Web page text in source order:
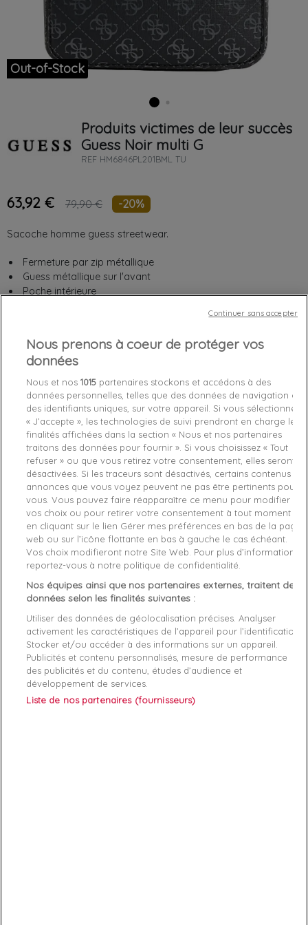
Out-of-Stock
Produits victimes de leur succès
Guess Noir multi G
REF HM6846PL201BML TU
63,92 € 79,90 € -20%
Sacoche homme guess streetwear.
Fermeture par zip métallique
Guess métallique sur l'avant
Poche intérieure
Chez vousentre le
Out-of-Stock
Je craque ! favorite_border
Livraison gratuite *
Retours sous 100 jours
Produit certifié authentique
Caractéristiques produit
Description Détails du produit Fabriquant
Sacoche Guess imprimée aspect cuir.
Nous prenons à coeur de protéger vos
données
Nous et nos1015 partenaires stockons et accédons à des
données personnelles, telles que des données de navigation ou
des identifiants uniques, sur votre appareil. Si vous sélectionnez
« J’accepte », les technologies de suivi prendront en charge les
finalités affichées dans la section « Nous et nos partenaires
traitons des données pour fournir ». Si vous choisissez « Tout
refuser » ou que vous retirez votre consentement, elles seront
désactivées. Si les traceurs sont désactivés, certains contenus et
annonces que vous voyez peuvent ne pas être pertinents pour
vous. Vous pouvez faire réapparaître ce menu pour modifier
vos choix ou pour retirer votre consentement à tout moment
en cliquant sur le lien Gérer mes préférences en bas de la page
web ou sur l’icône flottante en bas à gauche le cas échéant.
Vos choix modifieront notre Site Web. Pour plus d’informations,
reportez-vous à notre politique de confidentialité.
Nos équipes ainsi que nos partenaires externes, traitent des
données selon les finalités suivantes :
Utiliser des données de géolocalisation précises. Analyser
activement les caractéristiques de l’appareil pour l’identification.
Stocker et/ou accéder à des informations sur un appareil.
Publicités et contenu personnalisés, mesure de performance
des publicités et du contenu, études d’audience et
développement de services.
Liste de nos partenaires (fournisseurs)
Continuer sans accepter